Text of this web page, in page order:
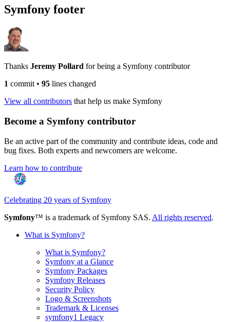
Symfony footer
Thanks Jeremy Pollard for being a Symfony contributor
1 commit • 95 lines changed
View all contributors that help us make Symfony
Become a Symfony contributor
Be an active part of the community and contribute ideas, code and
bug fixes. Both experts and newcomers are welcome.
Learn how to contribute
Celebrating 20 years of Symfony
Symfony™ is a trademark of Symfony SAS. All rights reserved.
What is Symfony?
What is Symfony?
Symfony at a Glance
Symfony Packages
Symfony Releases
Security Policy
Logo & Screenshots
Trademark & Licenses
symfony1 Legacy